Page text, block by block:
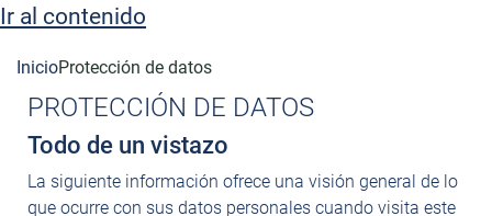
t
Ir al contenido
InicioProtección de datos
PROTECCIÓN DE DATOS
Todo de un vistazo
La siguiente información ofrece una visión general de lo
que ocurre con sus datos personales cuando visita este